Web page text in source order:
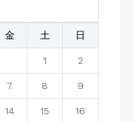
金 土 日
1 2
7 8 9
14 15 16